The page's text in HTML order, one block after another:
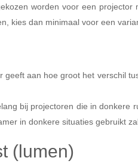
worden voor een
kies dan minimaal voor een
geeft aan hoe groot het verschil
bij projectoren die in
in donkere situaties gebruikt
(lumen)